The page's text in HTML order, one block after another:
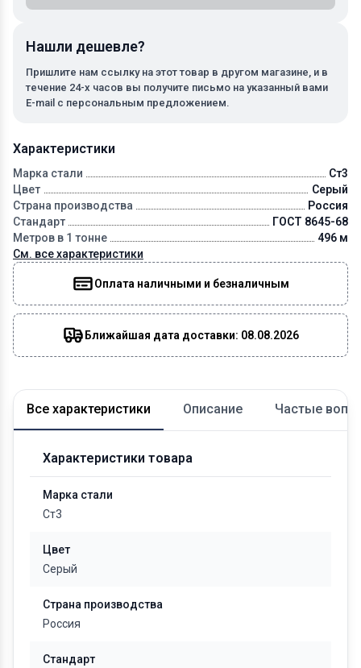
Характеристики
Марка стали
Ст3
Цвет
Серый
Страна производства
Россия
Стандарт
ГОСТ 8645-68
Метров в 1 тонне
496 м
См. все характеристики
Оплата наличными и безналичным
Ближайшая дата доставки: 08.08.2026
Нашли дешевле?
Пришлите нам ссылку на этот товар в другом магазине, и в
течение 24-х часов вы получите письмо на указанный вами
E-mail с персональным предложением.
Все характеристики Описание Частые
Характеристики товара
Марка стали
Ст3
Цвет
Серый
Страна производства
Россия
Стандарт